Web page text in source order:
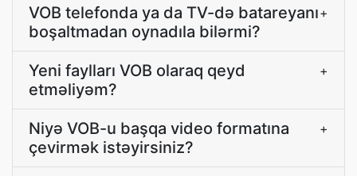
VOB telefonda ya da TV-də batareyanı
boşaltmadan oynadıla bilərmi?
+
Yeni faylları VOB olaraq qeyd
etməliyəm?
+
Niyə VOB-u başqa video formatına
çevirmək istəyirsiniz?
+